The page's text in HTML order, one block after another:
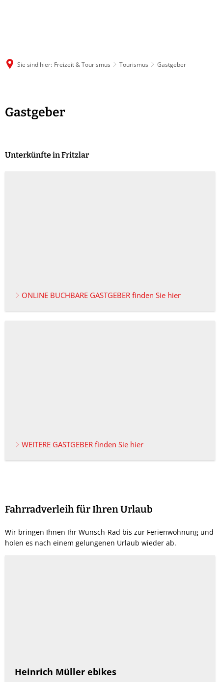
Sie sind hier: Freizeit & Tourismus Tourismus Gastgeber
Gastgeber
Unterkünfte in Fritzlar
ONLINE BUCHBARE GASTGEBER finden Sie hier
WEITERE GASTGEBER finden Sie hier
Fahrradverleih für Ihren Urlaub
Wir bringen Ihnen Ihr Wunsch-Rad bis zur Ferienwohnung und
holen es nach einem gelungenen Urlaub wieder ab.
Heinrich Müller ebikes